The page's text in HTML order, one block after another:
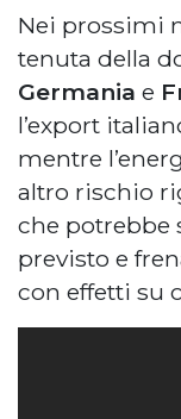
Nei prossimi
tenuta della
Germania e
l’export
mentre
altro rischio
che potrebbe
previsto e
con effetti su